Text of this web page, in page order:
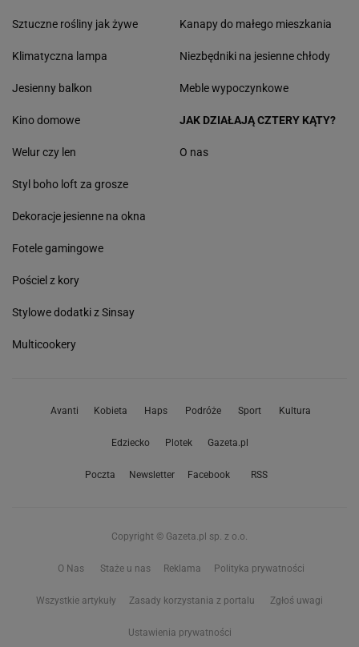
Sztuczne rośliny jak żywe
Klimatyczna lampa
Jesienny balkon
Kanapy do małego mieszkania
Niezbędniki na jesienne chłody
Meble wypoczynkowe
Kino domowe
Welur czy len
Styl boho loft za grosze
Dekoracje jesienne na okna
Fotele gamingowe
Pościel z kory
Stylowe dodatki z Sinsay
Multicookery
JAK DZIAŁAJĄ CZTERY KĄTY?
O nas
Avanti Kobieta Haps Podróże Sport Kultura
Edziecko Plotek Gazeta.pl
Poczta Newsletter Facebook RSS
Copyright © Gazeta.pl sp. z o.o.
O Nas Staże u nas Reklama Polityka prywatności
Wszystkie artykuły Zasady korzystania z portalu Zgłoś uwagi
Ustawienia prywatności